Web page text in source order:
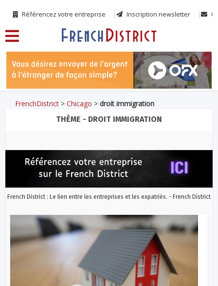
Référencez votre entreprise Inscription newsletter
FrenchDistrict >Chicago >droit immigration
THÈME - DROIT IMMIGRATION
French District : Le lien entre les entreprises et les expatriés. - French District